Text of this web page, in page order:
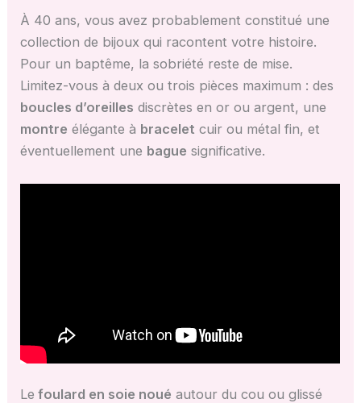
À 40 ans, vous avez probablement constitué une
collection de bijoux qui racontent votre histoire.
Pour un baptême, la sobriété reste de mise.
Limitez-vous à deux ou trois pièces maximum : des
boucles d’oreilles discrètes en or ou argent, une
montre élégante à bracelet cuir ou métal fin, et
éventuellement une bague significative.
Le foulard en soie noué autour du cou ou glissé